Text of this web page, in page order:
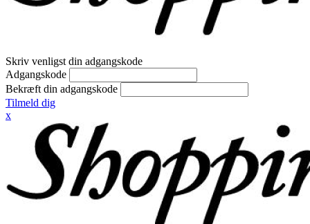
Skriv venligst din adgangskode
Adgangskode
Bekræft din adgangskode
Tilmeld dig
x